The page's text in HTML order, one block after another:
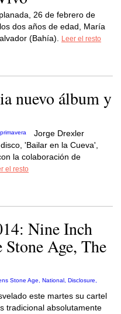
26 de febrero de
dos años de edad, María
(Bahía).
Leer el resto
nuevo álbum y
Jorge Drexler
'Bailar en la Cueva',
la colaboración de
el resto
Nine Inch
Age, The
este martes su cartel
tradicional absolutamente